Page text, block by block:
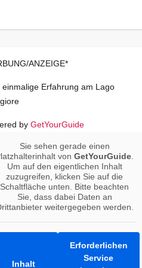
ANZEIGE*
einmalige Erfahrung am Lago
by GetYourGuide
Sie sehen gerade einen
vonGetYourGuide
Um auf den eigentlichen Inhalt
zuzugreifen, klicken Sie auf die
Schaltfläche unten. Bitte beachten
Sie, dass dabei Daten an
weitergegeben werden.
Inhalt
Erforderlichen
Service